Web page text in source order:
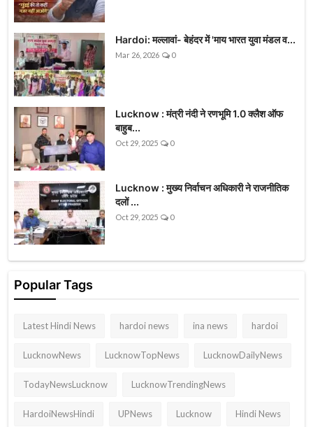
Hardoi: मल्लावां- बेहंदर में 'माय भारत युवा मंडल व...
Mar 26, 2026 0
Lucknow : मंत्री नंदी ने रणभूमि 1.0 क्लैश ऑफ
बाहुब...
Oct 29, 2025 0
Lucknow : मुख्य निर्वाचन अधिकारी ने राजनीतिक
दलों ...
Oct 29, 2025 0
Popular Tags
Latest Hindi News hardoi news ina news hardoi
LucknowNews LucknowTopNews LucknowDailyNews
TodayNewsLucknow LucknowTrendingNews
HardoiNewsHindi UPNews Lucknow Hindi News